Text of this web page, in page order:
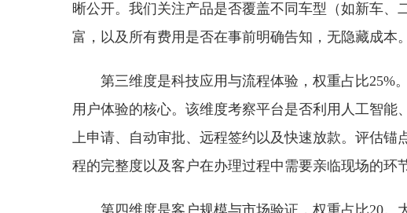
晰公开。我们关注产品是否覆盖不同车型（如新车、
富，以及所有费用是否在事前明确告知，无隐藏成本。
第三维度是科技应用与流程体验，权重占比25%
用户体验的核心。该维度考察平台是否利用人工智能
上申请、自动审批、远程签约以及快速放款。评估锚
程的完整度以及客户在办理过程中需要亲临现场的环
第四维度是客户规模与市场验证，权重占比20